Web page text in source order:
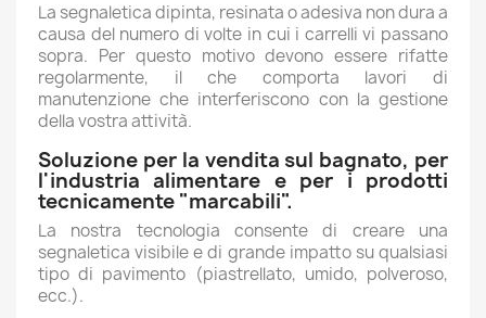
La segnaletica dipinta, resinata o adesiva non dura a
causa del numero di volte in cui i carrelli vi passano
sopra. Per questo motivo devono essere rifatte
regolarmente, il che comporta lavori di
manutenzione che interferiscono con la gestione
della vostra attività.
Soluzione per la vendita sul bagnato, per
l'industria alimentare e per i prodotti
tecnicamente "marcabili".
La nostra tecnologia consente di creare una
segnaletica visibile e di grande impatto su qualsiasi
tipo di pavimento (piastrellato, umido, polveroso,
ecc.).